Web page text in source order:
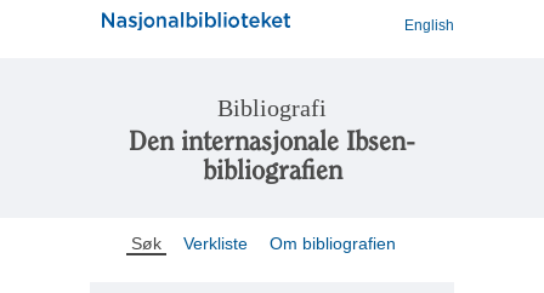
English
Bibliografi
Den internasjonale Ibsen-
bibliografien
Søk Verkliste Om bibliografien